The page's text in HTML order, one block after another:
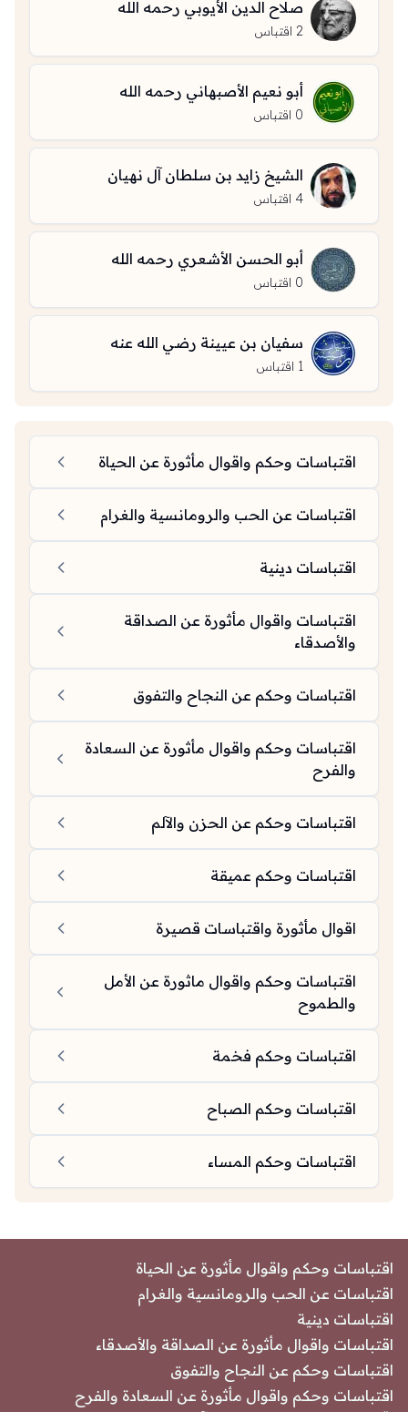
اقتباسات وحكم واقوال مأثورة عن الحياة
اقتباسات عن الحب والرومانسية والغرام
اقتباسات دينية
اقتباسات واقوال مأثورة عن الصداقة
والأصدقاء
اقتباسات وحكم عن النجاح والتفوق
اقتباسات وحكم واقوال مأثورة عن السعادة
والفرح
اقتباسات وحكم عن الحزن والآلم
اقتباسات وحكم عميقة
اقوال مأثورة واقتباسات قصيرة
اقتباسات وحكم واقوال ماثورة عن الأمل
والطموح
اقتباسات وحكم فخمة
اقتباسات وحكم الصباح
اقتباسات وحكم المساء
صلاح الدين الأيوبي رحمه الله
2 اقتباس
أبو نعيم الأصبهاني رحمه الله
0 اقتباس
الشيخ زايد بن سلطان آل نهيان
4 اقتباس
أبو الحسن الأشعري رحمه الله
0 اقتباس
سفيان بن عيينة رضي الله عنه
1 اقتباس
اقتباسات وحكم واقوال مأثورة عن الحياة
اقتباسات عن الحب والرومانسية والغرام
اقتباسات دينية
اقتباسات واقوال مأثورة عن الصداقة والأصدقاء
اقتباسات وحكم عن النجاح والتفوق
اقتباسات وحكم واقوال مأثورة عن السعادة والفرح